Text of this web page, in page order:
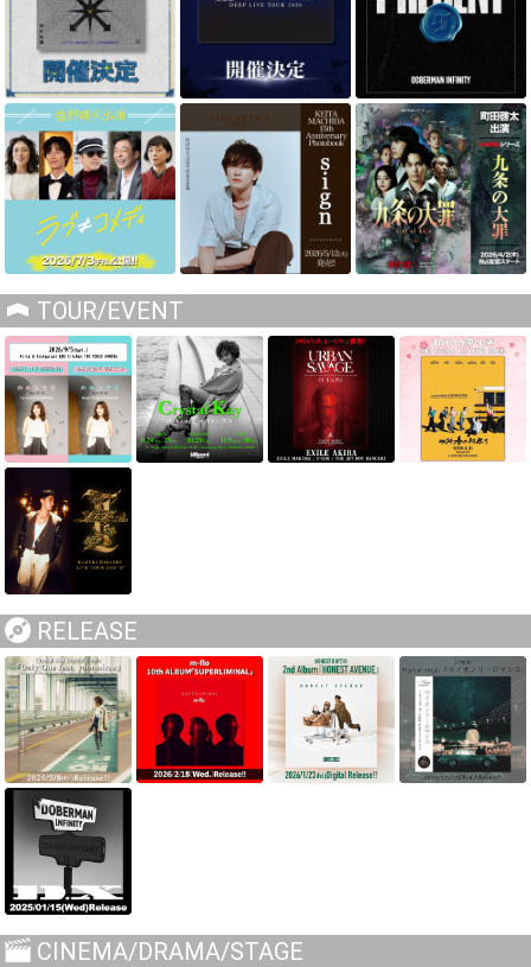
TOUR/EVENT
RELEASE
CINEMA/DRAMA/STAGE